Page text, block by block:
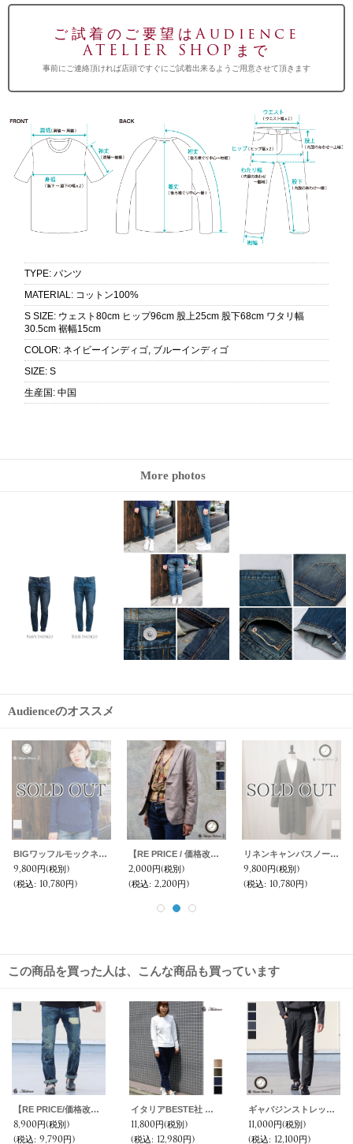
ご試着のご要望はAudience
ATELIER SHOPまで
事前にご連絡頂ければ店頭ですぐにご試着出来るようご用意させて頂きます
TYPE: パンツ
MATERIAL : コットン100%
S SIZE: ウェスト80cm ヒップ96cm 股上25cm 股下68cm ワタリ幅
30.5cm 裾幅15cm
COLOR: ネイビーインディゴ, ブルーインディゴ
SIZE: S
生産国: 中国
More photos
Audienceのオススメ
サマーウール調ツイル2ボタンテーラードジャケット [Lady's]【MADE IN JAPAN】『日本製』【送料無料】/ Upscape Audience
12,800円(税別)
(税込: 14,080円)
赤耳白デニムアンクルパンツ [Lady's] 【送料無料】 / Upscape Audience
11,800円(税別)
(税込: 12,980円)
Unbleachedセルヴィッチデニムアンクル丈パンツ [Lady's] 【送料無料】 / Upscape Audience
11,800円(税別)
(税込: 12,980円)
この商品を買った人は、こんな商品も買っています
【RE PRICE/価格改定】68'sヴィンテージ加工タイトフィットストレートセルヴィッチデニムパンツ / Audience
8,900円(税別)
(税込: 9,790円)
イタリアBESTE社 モールスキン 2タックアンクルパンツ[Lady's] 【送料無料】/ Audience
11,800円(税別)
(税込: 12,980円)
ギャバジンストレッチ タック アンクル パンツ『日本製』【送料無料】 / Audience
11,000円(税別)
(税込: 12,100円)